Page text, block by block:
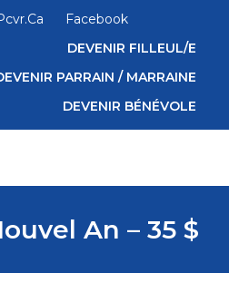
Facebook
DEVENIR FILLEUL/E
PARRAIN / MARRAINE
DEVENIR BÉNÉVOLE
An – 35 $